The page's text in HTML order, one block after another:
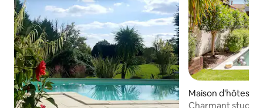
Maison d'hôtes ⋅
Charmant studio